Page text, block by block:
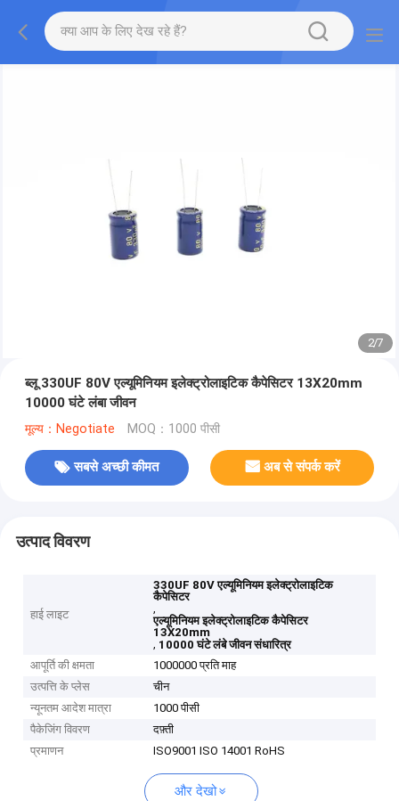
2/7
ब्लू 330UF 80V एल्यूमिनियम इलेक्ट्रोलाइटिक कैपेसिटर 13X20mm
10000 घंटे लंबा जीवन
मूल्य：Negotiate MOQ：1000 पीसी
सबसे अच्छी कीमत अब से संपर्क करें
उत्पाद विवरण
हाई लाइट
330UF 80V एल्यूमिनियम इलेक्ट्रोलाइटिक
कैपेसिटर
,
एल्यूमिनियम इलेक्ट्रोलाइटिक कैपेसिटर
13X20mm
, 10000 घंटे लंबे जीवन संधारित्र
आपूर्ति की क्षमता
1000000 प्रति माह
उत्पत्ति के प्लेस
चीन
न्यूनतम आदेश मात्रा
1000 पीसी
पैकेजिंग विवरण
दफ़्ती
प्रमाणन
ISO9001 ISO 14001 RoHS
और देखो